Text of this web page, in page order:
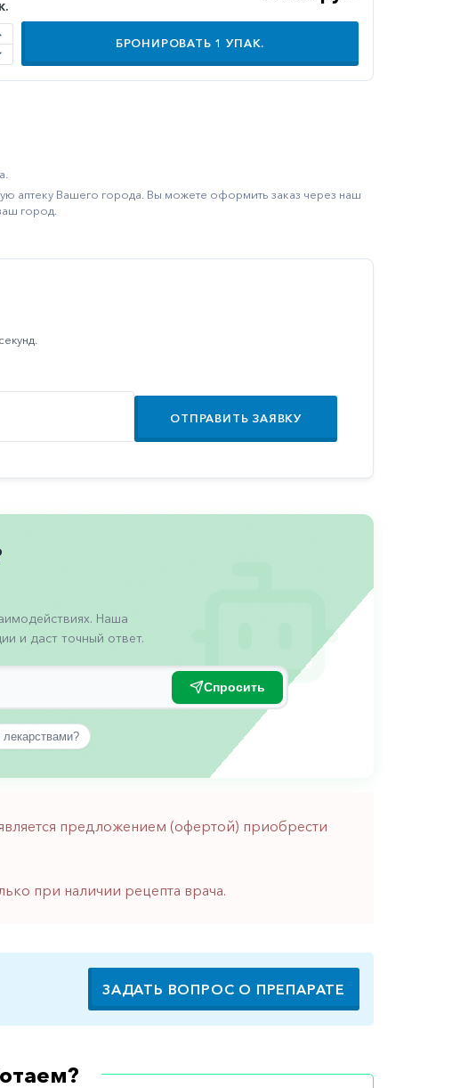
БРОНИРОВАТЬ 1 УПАК.
аптеку Вашего города. Вы можете оформить заказ через наш
город.
ОТПРАВИТЬ ЗАЯВКУ
Наша
и даст точный ответ.
Спросить
предложением (офертой) приобрести
при наличии рецепта врача.
ЗАДАТЬ ВОПРОС О ПРЕПАРАТЕ